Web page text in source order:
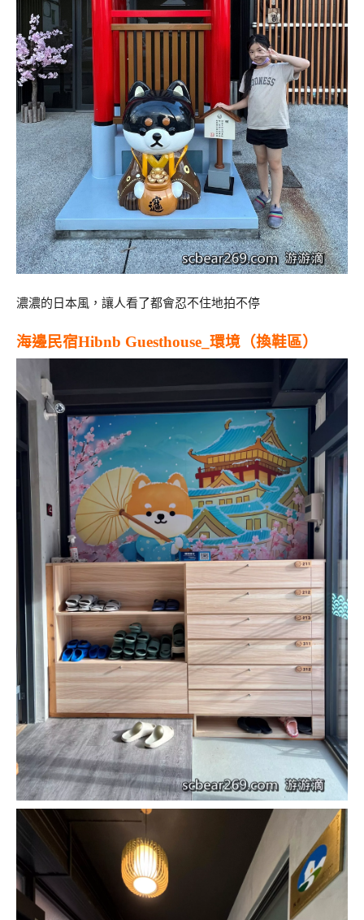
濃濃的日本風，讓人看了都會忍不住地拍不停
海邊民宿Hibnb Guesthouse_環境（換鞋區）